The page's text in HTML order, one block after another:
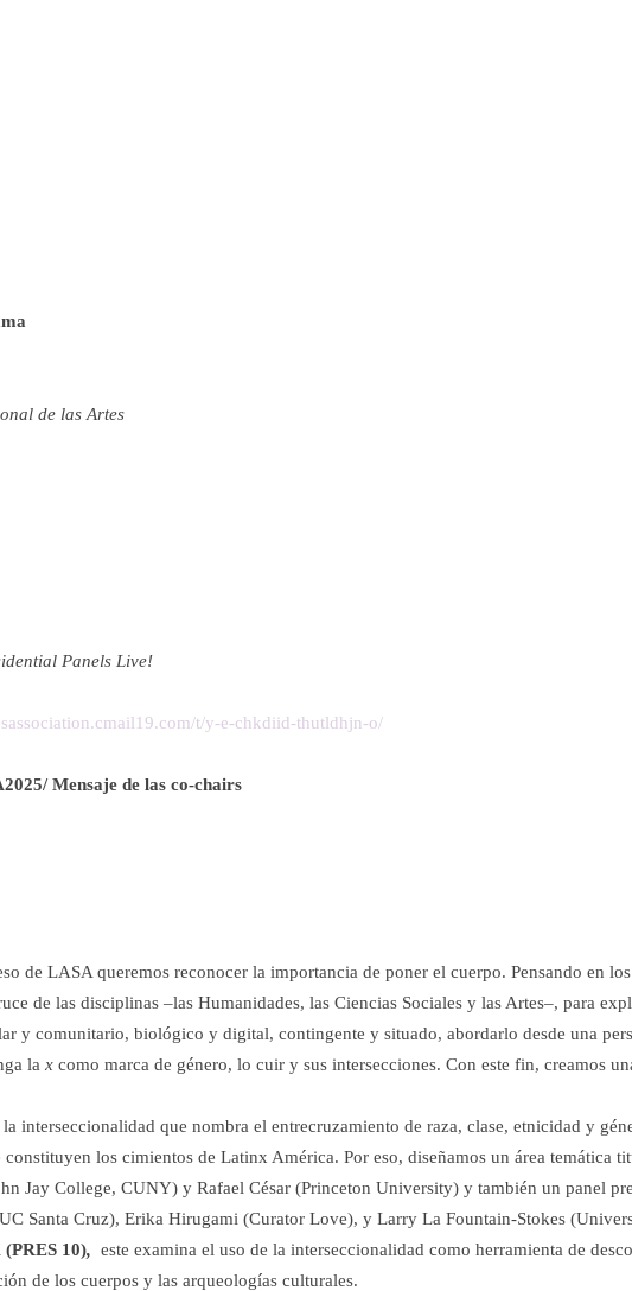
de las Artes
Panels Live!
t/y-e-chkdiid-thutldhjn-o/
Mensaje de las co-chairs
de LASA queremos reconocer la importancia de poner el cuerpo. Pensando en
de las disciplinas –las Humanidades, las Ciencias Sociales y las Artes–, para
y comunitario, biológico y digital, contingente y situado, abordarlo desde una
la x como marca de género, lo cuir y sus intersecciones. Con este fin, creamos
interseccionalidad que nombra el entrecruzamiento de raza, clase, etnicidad y
los cimientos de Latinx América. Por eso, diseñamos un área temática
Jay College, CUNY) y Rafael César (Princeton University) y también un panel
Santa Cruz), Erika Hirugami (Curator Love), y Larry La Fountain-Stokes
10), este examina el uso de la interseccionalidad como herramienta de
de los cuerpos y las arqueologías culturales.